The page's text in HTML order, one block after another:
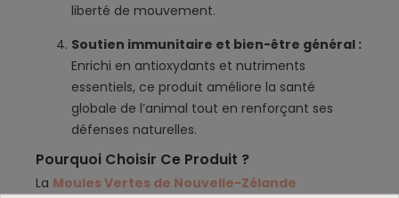
liberté de mouvement.
Soutien immunitaire et bien-être général :
Enrichi en antioxydants et nutriments
essentiels, ce produit améliore la santé
globale de l’animal tout en renforçant ses
défenses naturelles.
Pourquoi Choisir Ce Produit ?
La Moules Vertes de Nouvelle-Zélande